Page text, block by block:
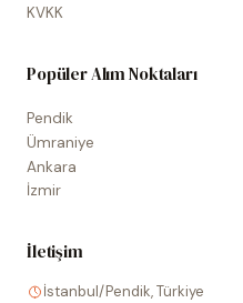
KVKK
Popüler Alım Noktaları
Pendik
Ümraniye
Ankara
İzmir
İletişim
İstanbul/Pendik, Türkiye